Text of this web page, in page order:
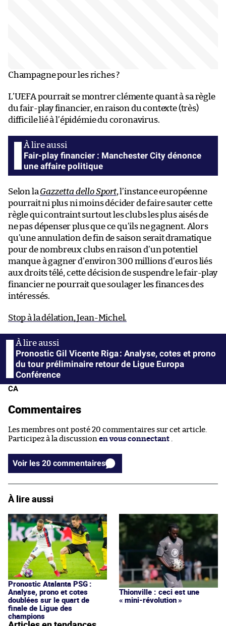
Champagne pour les riches ?
L’UEFA pourrait se montrer clémente quant à sa règle
du fair-play financier, en raison du contexte (très)
difficile lié à l’épidémie du coronavirus.
Fair-play financier : Manchester City dénonce
une affaire politique
Selon la Gazzetta dello Sport, l’instance européenne
pourrait ni plus ni moins décider de faire sauter cette
règle qui contraint surtout les clubs les plus aisés de
ne pas dépenser plus que ce qu’ils ne gagnent. Alors
qu’une annulation de fin de saison serait dramatique
pour de nombreux clubs en raison d’un potentiel
manque à gagner d’environ 300 millions d’euros liés
aux droits télé, cette décision de suspendre le fair-play
financier ne pourrait que soulager les finances des
intéressés.
Stop à la délation, Jean-Michel.
Pronostic Gil Vicente Riga : Analyse, cotes et prono
du tour préliminaire retour de Ligue Europa
Conférence
CA
Commentaires
Les membres ont posté 20 commentaires sur cet article.
Participez à la discussion en vous connectant
Voir les 20 commentaires
À lire aussi
Pronostic Atalanta PSG :
Analyse, prono et cotes
doublées sur le quart de
finale de Ligue des
champions
Thionville : ceci est une
« mini-révolution »